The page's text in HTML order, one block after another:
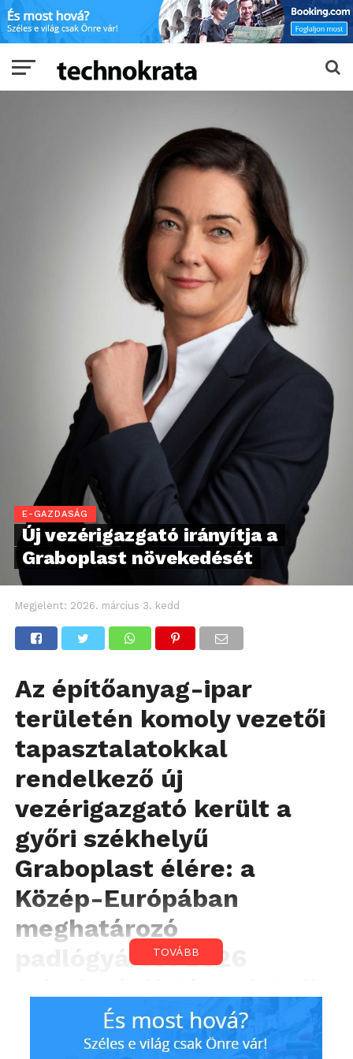
E-GAZDASÁG
Új vezérigazgató irányítja a
Graboplast növekedését
Megjelent: 2026. március 3. kedd
Az építőanyag-ipar
területén komoly vezetői
tapasztalatokkal
rendelkező új
vezérigazgató került a
győri székhelyű
Graboplast élére: a
Közép-Európában
meghatározó
padlógyártót 2026
irányítja.
A szakember közel 30 éve dolgozik vezető
TOVÁBB